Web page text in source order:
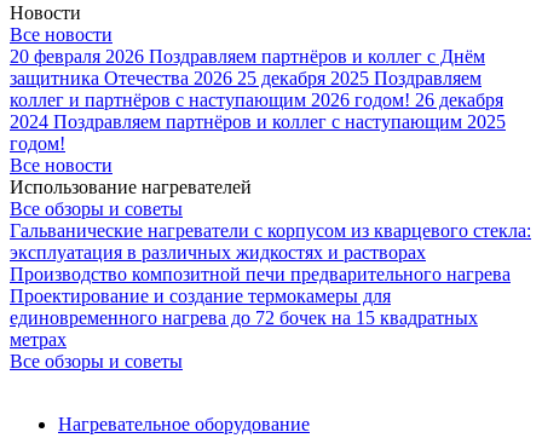
Новости
Все новости
20 февраля 2026 Поздравляем партнёров и коллег с Днём
защитника Отечества 2026 25 декабря 2025 Поздравляем
коллег и партнёров с наступающим 2026 годом! 26 декабря
2024 Поздравляем партнёров и коллег с наступающим 2025
годом!
Все новости
Использование нагревателей
Все обзоры и советы
Гальванические нагреватели с корпусом из кварцевого стекла:
эксплуатация в различных жидкостях и растворах
Производство композитной печи предварительного нагрева
Проектирование и создание термокамеры для
единовременного нагрева до 72 бочек на 15 квадратных
метрах
Все обзоры и советы
Нагревательное оборудование